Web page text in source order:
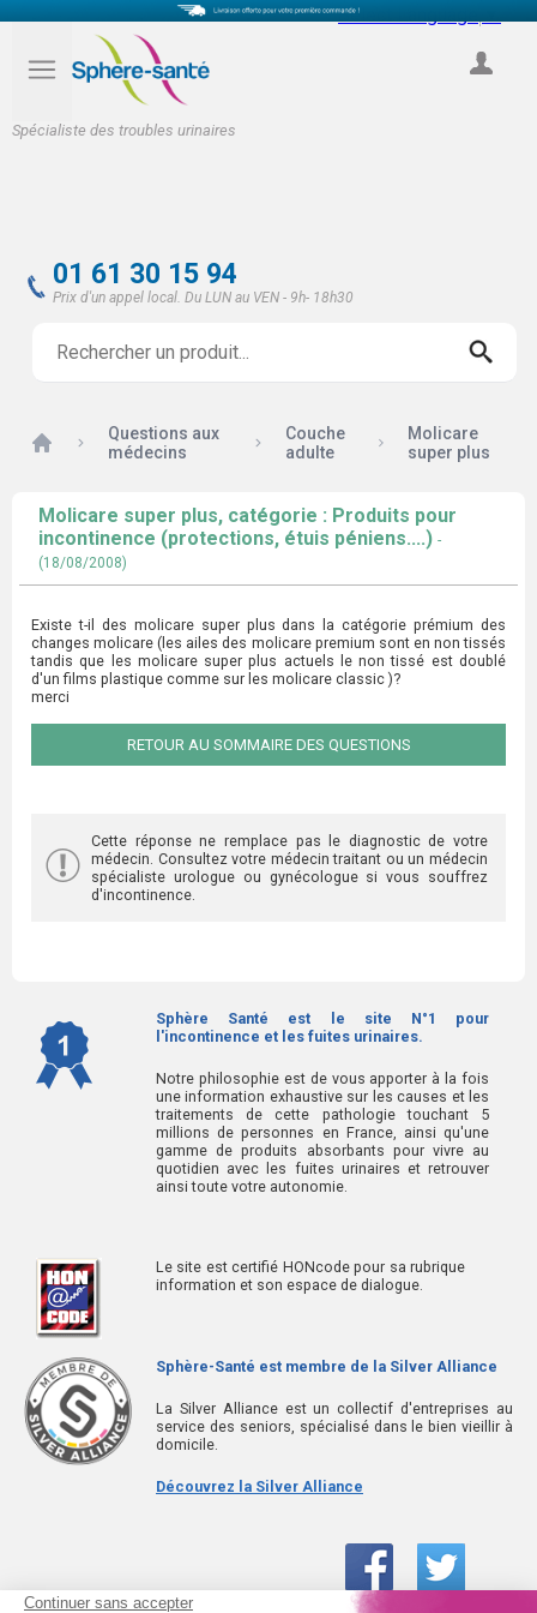
Spécialiste des troubles urinaires
Select Language
01 61 30 15 94
Prix d'un appel local. Du LUN au VEN - 9h- 18h30
Accueil
Questions aux
médecins
Couche
adulte
Molicare
super plus
Molicare super plus, catégorie : Produits pour
incontinence (protections, étuis péniens....) -
(18/08/2008)
Existe t-il des molicare super plus dans la catégorie prémium des
changes molicare (les ailes des molicare premium sont en non tissés
tandis que les molicare super plus actuels le non tissé est doublé
d'un films plastique comme sur les molicare classic )?
merci
RETOUR AU SOMMAIRE DES QUESTIONS
Cette réponse ne remplace pas le diagnostic de votre
médecin. Consultez votre médecin traitant ou un médecin
spécialiste urologue ou gynécologue si vous souffrez
d'incontinence.
Sphère Santé est le site N°1 pour
l'incontinence et les fuites urinaires.
Notre philosophie est de vous apporter à la fois
une information exhaustive sur les causes et les
traitements de cette pathologie touchant 5
millions de personnes en France, ainsi qu'une
gamme de produits absorbants pour vivre au
quotidien avec les fuites urinaires et retrouver
ainsi toute votre autonomie.
Le site est certifié HONcode pour sa rubrique
information et son espace de dialogue.
Sphère-Santé est membre de la Silver Alliance
La Silver Alliance est un collectif d'entreprises au
service des seniors, spécialisé dans le bien vieillir à
domicile.
Découvrez la Silver Alliance